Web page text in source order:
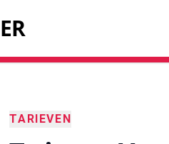
TARIEVEN